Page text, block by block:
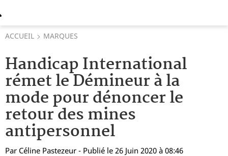
ACCUEIL MARQUES
Handicap International
rémet le Démineur à la
mode pour dénoncer le
retour des mines
antipersonnel
Par Céline Pastezeur - Publié le 26 Juin 2020 à 08:46